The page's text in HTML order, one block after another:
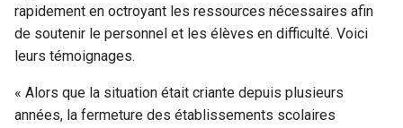
rapidement en octroyant les ressources nécessaires afin
de soutenir le personnel et les élèves en difficulté. Voici
leurs témoignages.
« Alors que la situation était criante depuis plusieurs
années, la fermeture des établissements scolaires